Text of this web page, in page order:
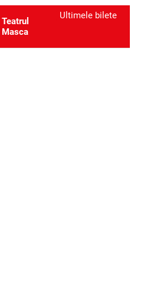
Teatrul
Masca
Ultimele bilete